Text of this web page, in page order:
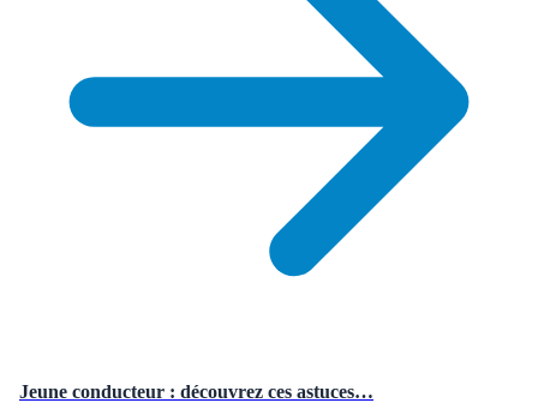
Jeune conducteur : découvrez ces astuces…